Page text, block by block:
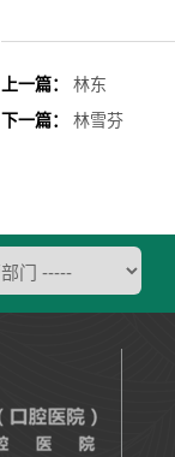
上一篇：
林东
下一篇：
林雪芬